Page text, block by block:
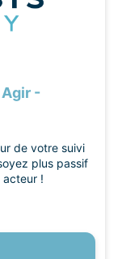
-
de votre suivi
plus passif
acteur !